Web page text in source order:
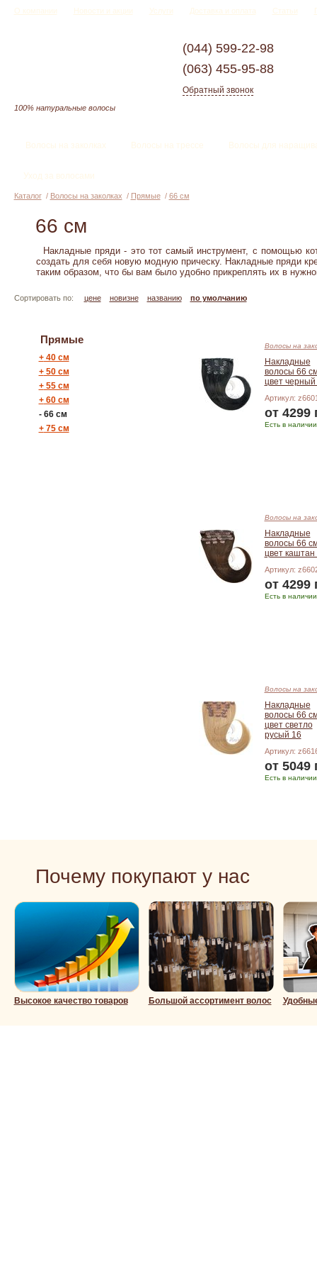
О компании Новости и акции Услуги Доставка и оплата Статьи
100% натуральные волосы
(044) 599-22-98
(063) 455-95-88
Обратный звонок
Волосы на заколках Волосы на трессе Волосы для
Уход за волосами
Каталог/ Волосы на заколках / Прямые/ 66 см
66 см
Накладные пряди - это тот самый инструмент, с помощью
создать для себя новую модную прическу. Накладные пряди
таким образом, что бы вам было удобно прикреплять их в
Сортировать по: цене новизне названию по умолчанию
Прямые
+40 см
+50 см
+55 см
+60 см
-66 см
+75 см
Волосы на
Накладные
волосы 66
цвет черный
Артикул:
от 4299
Есть в наличии
Волосы на
Накладные
волосы 66
цвет каштан
Артикул:
от 4299
Есть в наличии
Волосы на
Накладные
волосы 66
цвет светло
русый 16
Артикул:
от 5049
Есть в наличии
Почему покупают у нас
Высокое качество товаров Большой ассортимент волос